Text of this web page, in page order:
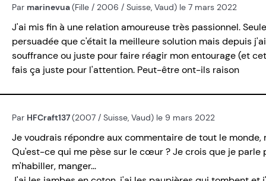
Par marinevua(Fille / 2006 / Suisse, Vaud) le 7 mars 2022
J'ai mis fin à une relation amoureuse très passionnel.
persuadée que c'était la meilleure solution mais depuis
souffrance ou juste pour faire réagir mon entourage (et
fais ça juste pour l'attention. Peut-être ont-ils raison
Par HFCraft137(2007 / Suisse, Vaud) le 9 mars 2022
Je voudrais répondre aux commentaire de tout le
Qu'est-ce qui me pèse sur le cœur ? Je crois que je parle
m'habiller, manger...